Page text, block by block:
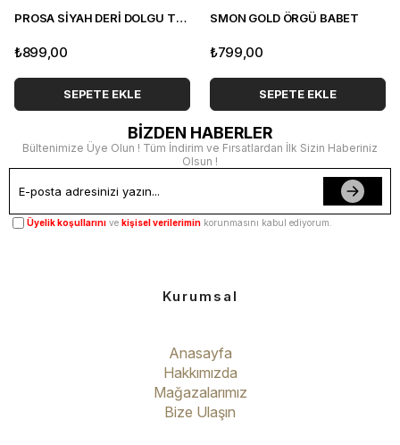
PROSA SİYAH DERİ DOLGU TOPUK SANDALET
₺899,00
SEPETE EKLE
SMON GOLD ÖRGÜ BABET
₺799,00
SEPETE EKLE
BİZDEN HABERLER
Bültenimize Üye Olun ! Tüm İndirim ve Fırsatlardan İlk Sizin Haberiniz
Olsun !
Üyelik koşullarını ve kişisel verilerimin korunmasını kabul ediyorum.
Kurumsal
Anasayfa
Hakkımızda
Mağazalarımız
Bize Ulaşın